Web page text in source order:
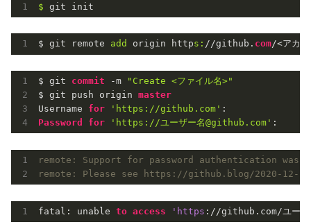
$
$ git remote add origin https: //github. com
$ git commit -m
"Create <ファイル名>"
$ git push origin master
Username for 'https://github.com'
Password
for 'https://ユーザー名@github.com'
remote: Support for password authentication was
remote: Please see https://github.blog/2020-
fatal: unable to access 'https ://github.com/ユー